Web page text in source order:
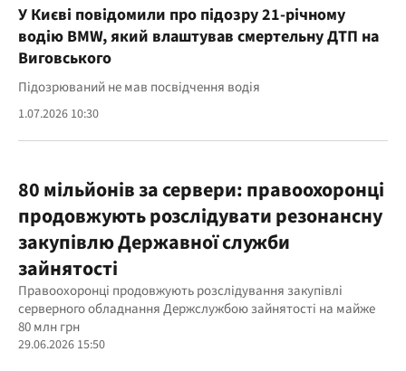
У Києві повідомили про підозру 21-річному
водію BMW, який влаштував смертельну ДТП на
Виговського
Підозрюваний не мав посвідчення водія
1.07.2026 10:30
80 мільйонів за сервери: правоохоронці
продовжують розслідувати резонансну
закупівлю Державної служби
зайнятості
Правоохоронці продовжують розслідування закупівлі
серверного обладнання Держслужбою зайнятості на майже
80 млн грн
29.06.2026 15:50